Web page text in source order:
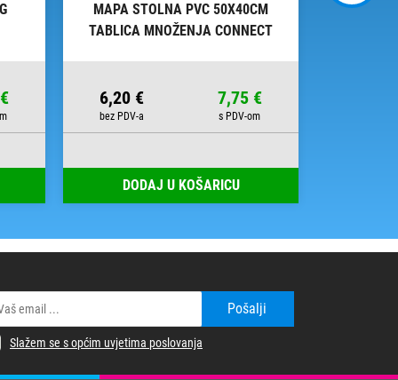
MAPA STOLNA PVC 50X40CM
TABLICA MNOŽENJA CONNECT
6,20 € 7,75 €
DODAJ U KOŠARICU
Pošalji
Slažem se s općim uvjetima poslovanja